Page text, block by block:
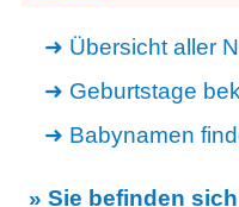
Übersicht aller
Geburtstage
Babynamen
» Sie befinden